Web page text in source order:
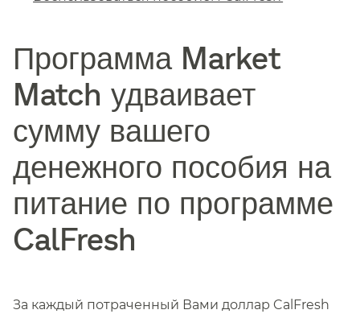
Программа Market
Match удваивает
сумму вашего
денежного пособия на
питание по программе
CalFresh​​
За каждый потраченный Вами доллар CalFresh